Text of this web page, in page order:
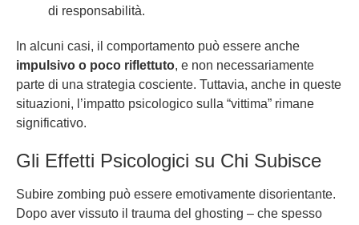
di responsabilità.
In alcuni casi, il comportamento può essere anche
impulsivo o poco riflettuto, e non necessariamente
parte di una strategia cosciente. Tuttavia, anche in queste
situazioni, l’impatto psicologico sulla “vittima” rimane
significativo.
Gli Effetti Psicologici su Chi Subisce
Subire zombing può essere emotivamente disorientante.
Dopo aver vissuto il trauma del ghosting – che spesso